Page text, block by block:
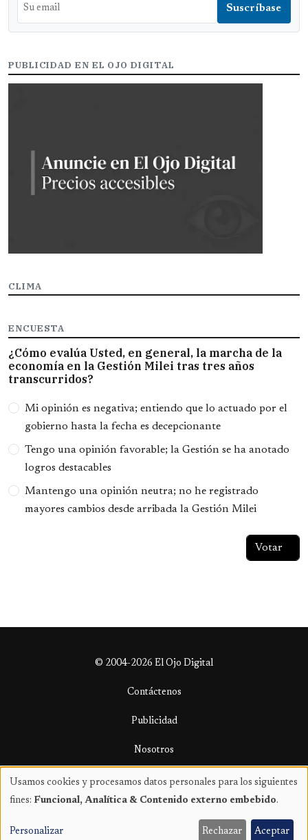
PUBLICIDAD EN EL OJO DIGITAL
CLIMA
ENCUESTA
¿Cómo evalúa Usted, en general, la marcha de la
economía en la Gestión Milei tras tres años
transcurridos?
Opciones
Mi opinión es negativa; entiendo que lo actuado por el
gobierno hasta la fecha es decepcionante
Tengo una opinión favorable; la Gestión se ha anotado
logros destacables
Mantengo una opinión neutra; no he registrado
mayores cambios desde arribada la Gestión Milei
© 2004-2026 El Ojo Digital
Contáctenos
Publicidad
Nosotros
Términos y condiciones
Uso
datos
Usamos cookies y procesamos datos personales para los siguientes
fines: Funcional, Analítica & Contenido externo embebido.
Personalizar Rechazar Aceptar